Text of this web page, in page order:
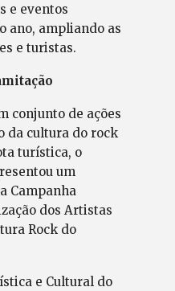
e eventos
ano, ampliando as
e turistas.
conjunto de ações
da cultura do rock
turística, o
um
Campanha
dos Artistas
Rock do
e Cultural do